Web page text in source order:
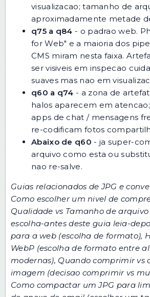
visualizacao; tamanho de
aproximadamente metade
q75 a q84 - o padrao web.
for Web" e a maioria dos
CMS miram nesta faixa.
ser visiveis em inspecao
suaves mas nao em
q60 a q74 - a zona de
halos aparecem em
apps de chat / mensagens
re-codificam fotos
Abaixo de q60 - ja super-
arquivo como esta ou
nao re-salve.
Guias relacionados de JPG e
Como escolher um nivel de
Qualidade vs Tamanho de arquivo
escolha-antes deste guia leia-
para a web (escolha de formato),
WebP (escolha de formato entre
modernas), Quando comprimir vs
imagem (decisao comprimir vs
Como compactar um JPG para